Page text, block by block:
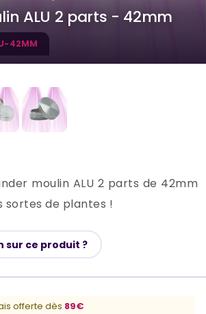
ALU 2 parts - 42mm
42MM
moulin ALU 2 parts de 42mm
de plantes !
sur ce produit ?
offerte dès 89€